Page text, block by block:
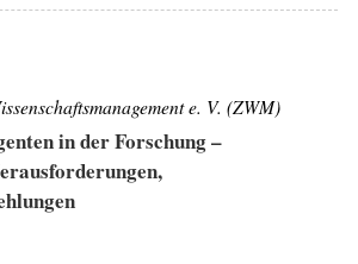
e. V. (ZWM)
in der Forschung –